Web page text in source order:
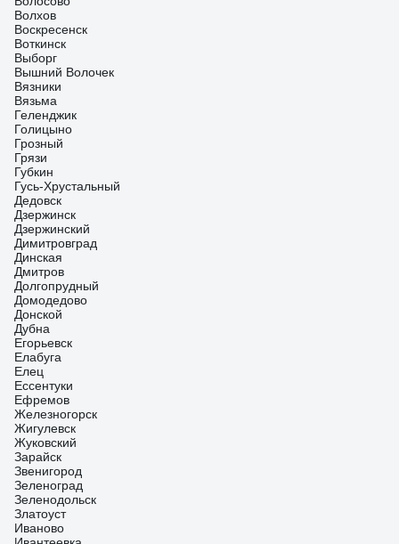
Волхов
Воскресенск
Воткинск
Выборг
Вышний Волочек
Вязники
Вязьма
Геленджик
Голицыно
Грозный
Грязи
Губкин
Гусь-Хрустальный
Дедовск
Дзержинск
Дзержинский
Димитровград
Динская
Дмитров
Долгопрудный
Домодедово
Донской
Дубна
Егорьевск
Елабуга
Елец
Ессентуки
Ефремов
Железногорск
Жигулевск
Жуковский
Зарайск
Звенигород
Зеленоград
Зеленодольск
Златоуст
Иваново